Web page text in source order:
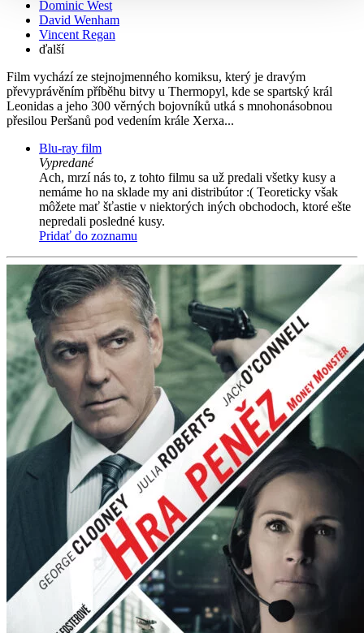
Dominic West
David Wenham
Vincent Regan
ďalší
Film vychází ze stejnojmenného komiksu, který je dravým
převyprávěním příběhu bitvy u Thermopyl, kde se spartský král
Leonidas a jeho 300 věrných bojovníků utká s mnohonásobnou
přesilou Peršanů pod vedením krále Xerxa...
Blu-ray film
Vypredané
Ach, mrzí nás to, z tohto filmu sa už predali všetky kusy a
nemáme ho na sklade my ani distribútor :( Teoreticky však
môžete mať šťastie v niektorých iných obchodoch, ktoré ešte
nepredali posledné kusy.
Pridať do zoznamu